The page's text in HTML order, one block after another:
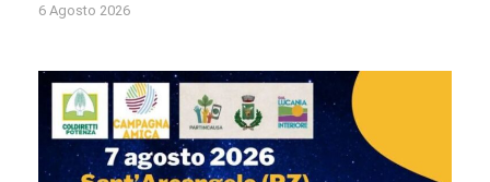
6 Agosto 2026